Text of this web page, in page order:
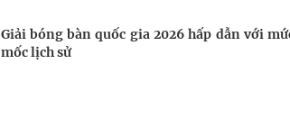
Giải bóng bàn quốc gia 2026 hấp dẫn với
mốc lịch sử